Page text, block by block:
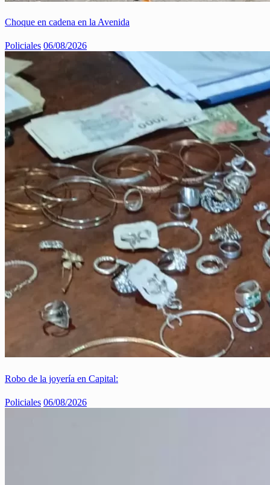
Choque en cadena en la Avenida
Policiales 06/08/2026
Robo de la joyería en Capital:
Policiales 06/08/2026